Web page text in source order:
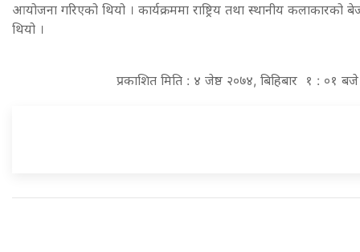
आयोजना गरिएको थियो । कार्यक्रममा राष्ट्रिय तथा स्थानीय कलाकारको
थियो ।
प्रकाशित मिति : ४ जेष्ठ २०७४, बिहिबार १ : ०१ बजे